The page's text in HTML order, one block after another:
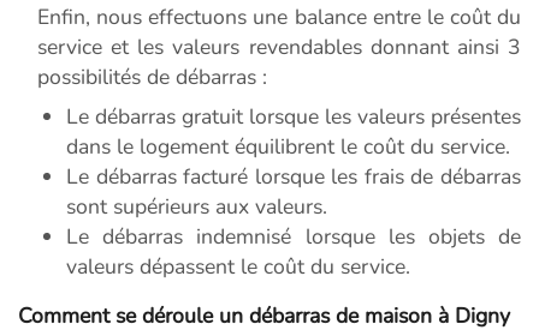
Enfin, nous effectuons une balance entre le coût du
service et les valeurs revendables donnant ainsi 3
possibilités de débarras :
Le débarras gratuit lorsque les valeurs présentes
dans le logement équilibrent le coût du service.
Le débarras facturé lorsque les frais de débarras
sont supérieurs aux valeurs.
Le débarras indemnisé lorsque les objets de
valeurs dépassent le coût du service.
Comment se déroule un débarras de maison à Digny